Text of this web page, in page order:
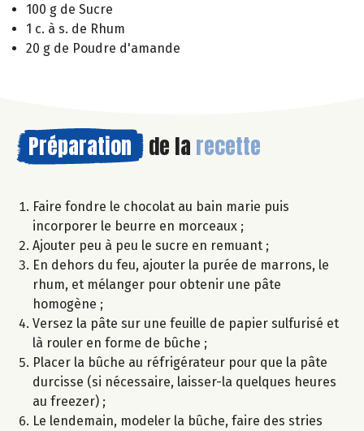
100 g de Sucre
1 c. à s. de Rhum
20 g de Poudre d'amande
Préparation de la recette
Faire fondre le chocolat au bain marie puis
incorporer le beurre en morceaux ;
Ajouter peu à peu le sucre en remuant ;
En dehors du feu, ajouter la purée de marrons, le
rhum, et mélanger pour obtenir une pâte
homogène ;
Versez la pâte sur une feuille de papier sulfurisé et
là rouler en forme de bûche ;
Placer la bûche au réfrigérateur pour que la pâte
durcisse (si nécessaire, laisser-la quelques heures
au freezer) ;
Le lendemain, modeler la bûche, faire des stries